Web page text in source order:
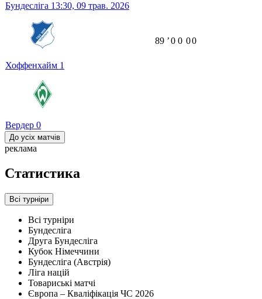
Бундесліга 13:30, 09 трав. 2026
Хоффенхайм 1
Вердер 0
89 ʼ0 0 00
До усіх матчів
реклама
Статистика
Всі турніри
Всі турніри
Бундесліга
Друга Бундесліга
Кубок Німеччини
Бундесліга (Австрія)
Ліга націй
Товариські матчі
Європа – Кваліфікація ЧС 2026